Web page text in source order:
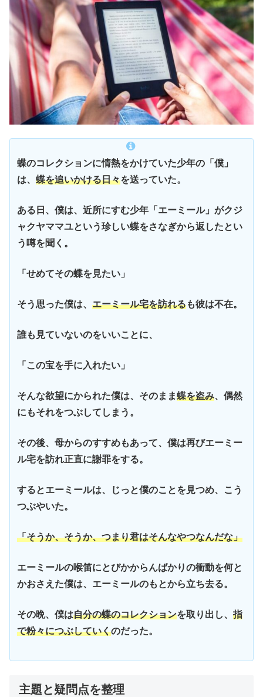
蝶のコレクションに情熱をかけていた少年の「僕」
は、 蝶を追いかける日々を送っていた。
ある日、僕は、近所にすむ少年「エーミール」がクジ
ャクヤママユという珍しい蝶をさなぎから返したとい
う噂を聞く。
「せめてその蝶を見たい」
そう思った僕は、 エーミール宅を訪れるも彼は不在。
誰も見ていないのをいいことに、
「この宝を手に入れたい」
そんな欲望にかられた僕は、そのまま蝶を盗み、偶然
にもそれをつぶしてしまう。
その後、母からのすすめもあって、僕は再びエーミー
ル宅を訪れ正直に謝罪をする。
するとエーミールは、じっと僕のことを見つめ、こう
つぶやいた。
「そうか、そうか、つまり君はそんなやつなんだな」
エーミールの喉笛にとびかからんばかりの衝動を何と
かおさえた僕は、エーミールのもとから立ち去る。
その晩、僕は自分の蝶のコレクションを取り出し、 指
で粉々につぶしていくのだった。
主題と疑問点を整理